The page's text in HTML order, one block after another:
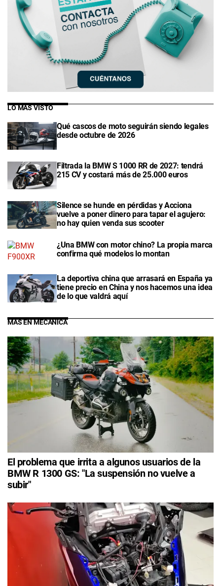
LO MÁS VISTO
Qué cascos de moto seguirán siendo legales
desde octubre de 2026
Filtrada la BMW S 1000 RR de 2027: tendrá
215 CV y costará más de 25.000 euros
Silence se hunde en pérdidas y Acciona
vuelve a poner dinero para tapar el agujero:
no hay quien venda sus scooter
¿Una BMW con motor chino? La propia marca
confirma qué modelos lo montan
La deportiva china que arrasará en España ya
tiene precio en China y nos hacemos una idea
de lo que valdrá aquí
MÁS EN MECÁNICA
El problema que irrita a algunos usuarios de la
BMW R 1300 GS: "La suspensión no vuelve a
subir"